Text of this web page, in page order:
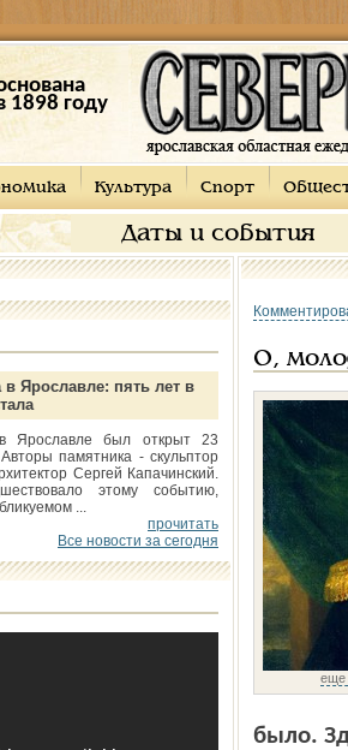
1898 году
Культура Спорт
Даты и события
Ярославле: пять лет в
Ярославле был открыт 23
памятника - скульптор
Сергей Капачинский.
этому событию,
...
прочитать
Все новости за сегодня
О,
еще
было.